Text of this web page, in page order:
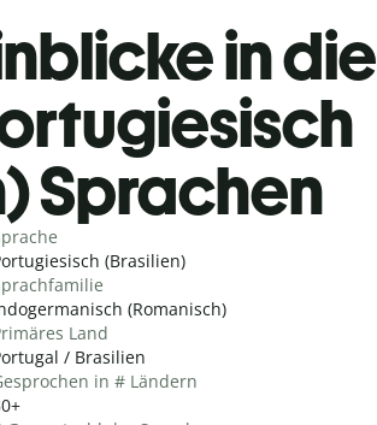
in die
Sprachen
(Brasilien)
(Romanisch)
Land
/ Brasilien
in # Ländern